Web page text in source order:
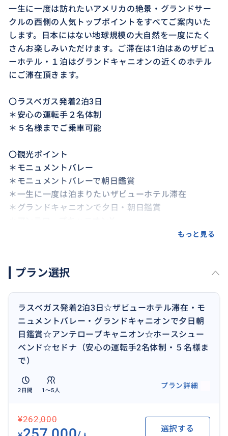
一生に一度は訪れたいアメリカの絶景・グランドサー
クルの西側の人気トップポイントをすべてご案内いた
します。日本にはない地球規模の大自然を一度にたく
さんお楽しみいただけます。ご滞在は1泊はあのザビュ
ーホテル・１泊はグランドキャニオンの近くのホテル
にご滞在頂きます。
〇ラスベガス発着2泊3日
＊安心の運転手２名体制
＊５名様までご乗車可能
〇観光ポイント
＊モニュメントバレー
＊モニュメントバレーで朝日鑑賞
＊一生に一度は泊まりたいザビューホテル滞在
＊グランドキャニオンで夕日・朝日鑑賞
予約時間等により前後する場合がございます。
また、1日目2日目3日目のコースが逆転する場合もござ
いますのでご了承下さい。
〇ホテル
ザビューホテル１泊
グランドキャニオンは、ツヤサン、ウイリアムズのい
２名様参加…1室
もっと見る
プラン選択
ラスベガス発着2泊3日☆ザビューホテル滞在・モ
ニュメントバレー・グランドキャニオンで夕日朝
日鑑賞☆アンテロープキャニオン☆ホースシュー
ベンド☆セドナ（安心の運転手2名体制・５名様ま
で）
2日間 1〜5人
プラン詳細
¥262,000
選択する